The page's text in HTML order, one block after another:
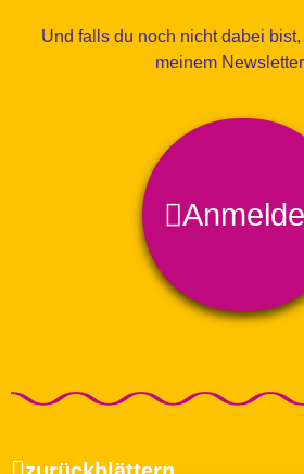
Und falls du noch nicht dabei
meinem